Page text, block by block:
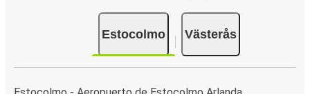
Estocolmo Västerås